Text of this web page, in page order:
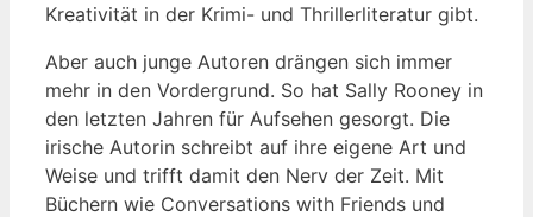
Kreativität in der Krimi- und Thrillerliteratur gibt.
Aber auch junge Autoren drängen sich immer
mehr in den Vordergrund. So hat Sally Rooney in
den letzten Jahren für Aufsehen gesorgt. Die
irische Autorin schreibt auf ihre eigene Art und
Weise und trifft damit den Nerv der Zeit. Mit
Büchern wie Conversations with Friends und